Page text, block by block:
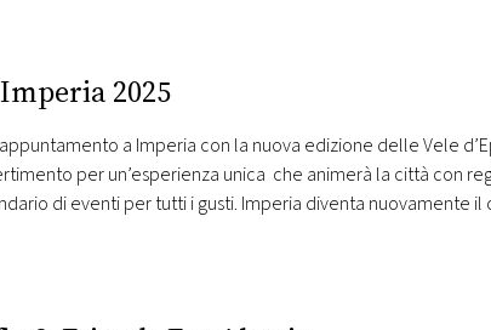
2025
a Imperia con la nuova edizione delle Vele
per un’esperienza unica che animerà la città con
di eventi per tutti i gusti. Imperia diventa nuovamente